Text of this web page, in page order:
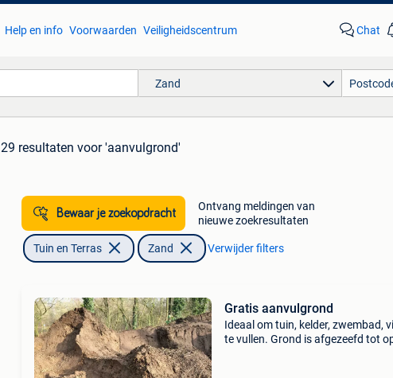
Help en info Voorwaarden Veiligheidscentrum Chat
Zand
29 resultaten voor 'aanvulgrond'
Bewaar je zoekopdracht
Ontvang meldingen van
nieuwe zoekresultaten
Tuin en Terras Zand Verwijder filters
Gratis aanvulgrond
Ideaal om tuin, kelder, zwembad,
te vullen. Grond is afgezeefd tot